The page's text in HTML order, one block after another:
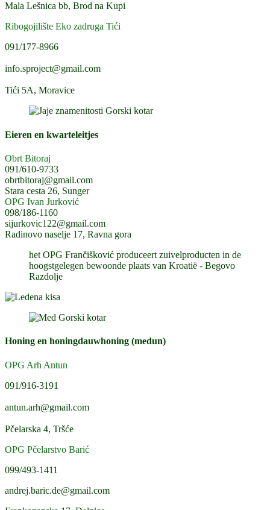
Mala Lešnica bb, Brod na Kupi
Ribogojilište Eko zadruga Tići
091/177-8966
info.sproject@gmail.com
Tići 5A, Moravice
Eieren en kwarteleitjes
Obrt Bitoraj
091/610-9733
obrtbitoraj@gmail.com
Stara cesta 26, Sunger
OPG Ivan Jurković
098/186-1160
sijurkovic122@gmail.com
Radinovo naselje 17, Ravna gora
het OPG Frančišković produceert zuivelproducten in de
hoogstgelegen bewoonde plaats van Kroatië - Begovo
Razdolje
Honing en honingdauwhoning (medun)
OPG Arh Antun
091/916-3191
antun.arh@gmail.com
Pčelarska 4, Tršće
OPG Pčelarstvo Barić
099/493-1411
andrej.baric.de@gmail.com